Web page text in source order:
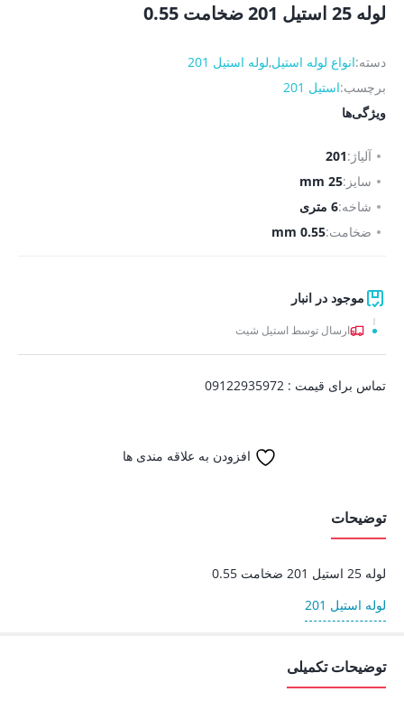
لوله 25 استیل 201 ضخامت 0.55
دسته:انواع لوله استیل,لوله استیل 201
برچسب:استیل 201
ویژگی‌ها
آلیاژ:201
سایز:25 mm
شاخه:6 متری
ضخامت:0.55 mm
موجود در انبار
ارسال توسط استیل شیت
تماس برای قیمت : 09122935972
افزودن به علاقه مندی ها
توضیحات
لوله 25 استیل 201 ضخامت 0.55
لوله استیل 201
توضیحات تکمیلی